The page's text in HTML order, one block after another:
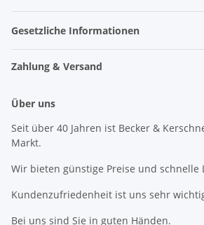
Gesetzliche Informationen
Zahlung & Versand
Über uns
Seit über 40 Jahren ist Becker &
Markt.
Wir bieten günstige Preise und schnelle
Kundenzufriedenheit ist uns sehr
Bei uns sind Sie in guten Händen.